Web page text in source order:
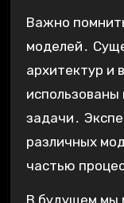
Важно
моделей․
архитектур и
использованы
задачи․
различных
частью